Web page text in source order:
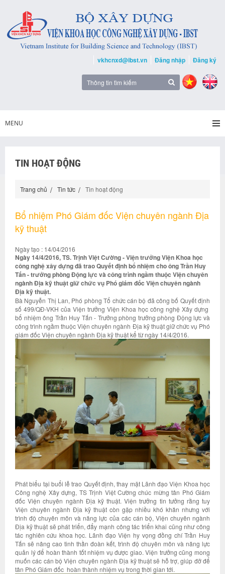
vkhcnxd@ibst.vn Đăng nhập Đăng ký
MENU
TIN HOẠT ĐỘNG
Trang chủ Tin tức Tin hoạt động
Bổ nhiệm Phó Giám đốc Viện chuyên ngành Địa
kỹ thuật
Ngày tạo : 14/04/2016
Ngày 14/4/2016, TS. Trịnh Việt Cường - Viện trưởng Viện Khoa học
công nghệ xây dựng đã trao Quyết định bổ nhiệm cho ông Trần Huy
Tấn - trưởng phòng Động lực và công trình ngầm thuộc Viện chuyên
ngành Địa kỹ thuật giữ chức vụ Phó giám đốc Viện chuyên ngành
Địa kỹ thuật.
Bà Nguyễn Thị Lan, Phó phòng Tổ chức cán bộ đã công bố Quyết định
số 499/QĐ-VKH của Viện trưởng Viện Khoa học công nghệ Xây dựng
bổ nhiệm ông Trần Huy Tấn - Trưởng phòng trưởng phòng Động lực và
công trình ngầm thuộc Viện chuyên ngành Địa kỹ thuật giữ chức vụ Phó
giám đốc Viện chuyên ngành Địa kỹ thuật kể từ ngày 14/4/2016.
Phát biểu tại buổi lễ trao Quyết định, thay mặt Lãnh đạo Viện Khoa học
Công nghệ Xây dựng, TS Trịnh Việt Cường chúc mừng tân Phó Giám
đốc Viện chuyên ngành Địa kỹ thuật. Viện trưởng tin tưởng rằng tuy
Viện chuyên ngành Địa kỹ thuật còn gặp nhiều khó khăn nhưng với
trình độ chuyên môn và năng lực của các cán bộ, Viện chuyên ngành
Địa kỹ thuật sẽ phát triển, đẩy mạnh công tác triển khai cũng như công
tác nghiên cứu khoa học. Lãnh đạo Viện hy vọng đồng chí Trần Huy
Tấn sẽ nâng cao tinh thần đoàn kết, trình độ chuyên môn và năng lực
quản lý để hoàn thành tốt nhiệm vụ được giao. Viện trưởng cũng mong
muốn các cán bộ Viện chuyên ngành Địa kỹ thuật sẽ hỗ trợ, giúp đỡ để
tân Phó Giám đốc hoàn thành nhiệm vụ trong thời gian tới.